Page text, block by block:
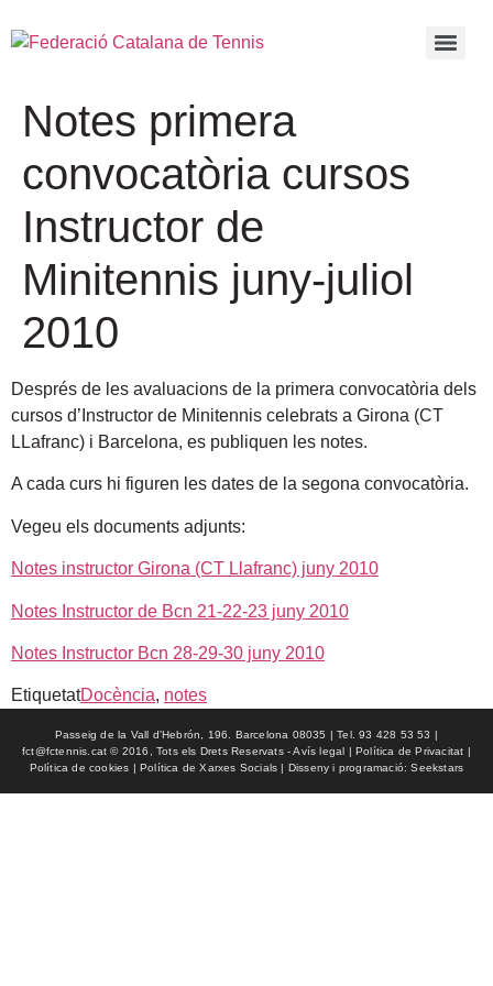
Notes primera
convocatòria cursos
Instructor de
Minitennis juny-juliol
2010
Després de les avaluacions de la primera convocatòria dels
cursos d’Instructor de Minitennis celebrats a Girona (CT
LLafranc) i Barcelona, es publiquen les notes.
A cada curs hi figuren les dates de la segona convocatòria.
Vegeu els documents adjunts:
Notes instructor Girona (CT Llafranc) juny 2010
Notes Instructor de Bcn 21-22-23 juny 2010
Notes Instructor Bcn 28-29-30 juny 2010
EtiquetatDocència, notes
Passeig de la Vall d'Hebrón, 196. Barcelona 08035 | Tel. 93 428 53 53 |
fct@fctennis.cat © 2016, Tots els Drets Reservats - Avís legal | Política de Privacitat |
Política de cookies | Política de Xarxes Socials | Disseny i programació: Seekstars